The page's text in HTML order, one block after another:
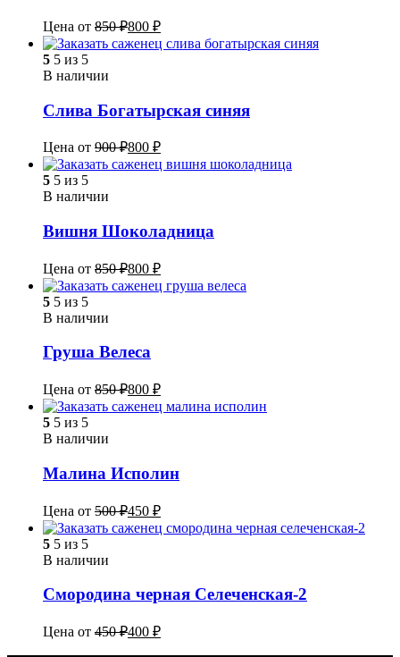
Цена от 850₽800 ₽
5 5 из 5
В наличии
Слива Богатырская синяя
Цена от 900₽800 ₽
5 5 из 5
В наличии
Вишня Шоколадница
Цена от 850₽800 ₽
5 5 из 5
В наличии
Груша Велеса
Цена от 850₽800 ₽
5 5 из 5
В наличии
Малина Исполин
Цена от 500₽450 ₽
5 5 из 5
В наличии
Смородина черная Селеченская-2
Цена от 450₽400 ₽